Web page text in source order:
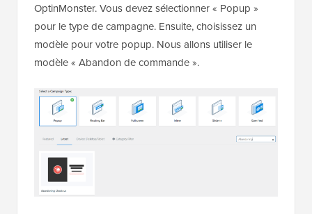
OptinMonster. Vous devez sélectionner « Popup »
pour le type de campagne. Ensuite, choisissez un
modèle pour votre popup. Nous allons utiliser le
modèle « Abandon de commande ».